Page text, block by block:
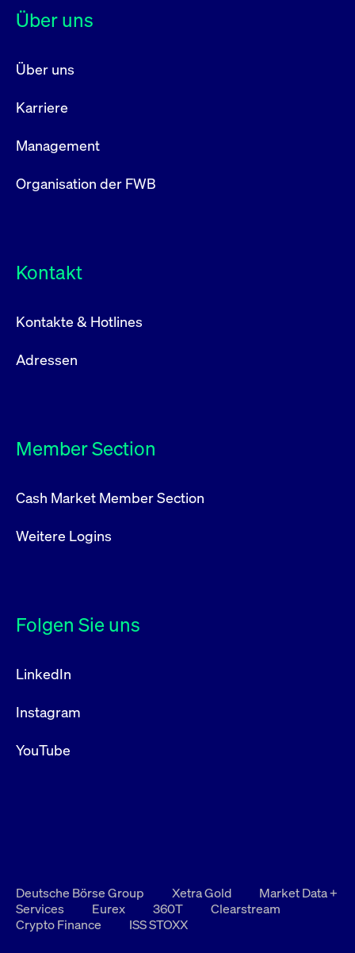
Über uns
Über uns
Karriere
Management
Organisation der FWB
Kontakt
Kontakte & Hotlines
Adressen
Member Section
Cash Market Member Section
Weitere Logins
Folgen Sie uns
LinkedIn
Instagram
YouTube
Deutsche Börse Group Xetra Gold
Market Data +
Services
Eurex 360T
Clearstream
Crypto Finance
ISS STOXX